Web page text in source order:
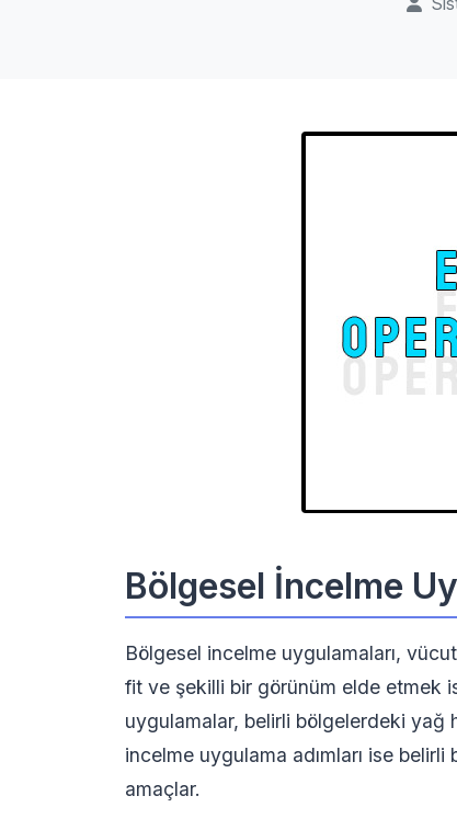
Bölgesel İncelme
Bölgesel incelme uygulamaları,
fit ve şekilli bir görünüm elde etmek
uygulamalar, belirli bölgelerdeki yağ
incelme uygulama adımları ise
amaçlar.